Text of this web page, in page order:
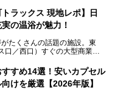
の銭湯です。
イナーズ銭湯」や「ネオ銭
どんな銭湯なのか、その気に
すすめの順番で一挙にご紹介
ラックス 現地レポ】日
の温浴が魅力！
たくさんの話題の施設。東
／西口）すぐの大型商業施
ーオープン。施設の様子をレ
すめ14選！安いカプセル
けを厳選【2026年版】